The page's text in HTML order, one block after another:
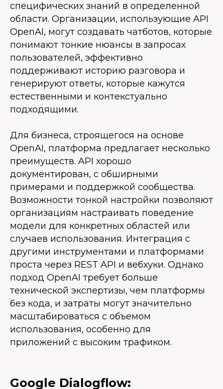
специфических знаний в определенной
области. Организации, использующие API
OpenAI, могут создавать чатботов, которые
понимают тонкие нюансы в запросах
пользователей, эффективно
поддерживают историю разговора и
генерируют ответы, которые кажутся
естественными и контекстуально
подходящими.
Для бизнеса, строящегося на основе
OpenAI, платформа предлагает несколько
преимуществ. API хорошо
документирован, с обширными
примерами и поддержкой сообщества.
Возможности тонкой настройки позволяют
организациям настраивать поведение
модели для конкретных областей или
случаев использования. Интеграция с
другими инструментами и платформами
проста через REST API и вебхуки. Однако
подход OpenAI требует больше
технической экспертизы, чем платформы
без кода, и затраты могут значительно
масштабироваться с объемом
использования, особенно для
приложений с высоким трафиком.
Google Dialogflow: